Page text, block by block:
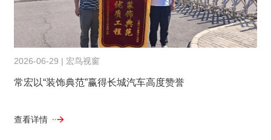
2026-06-29 | 宏鸟视窗
常宏以“装饰典范”赢得长城汽车高度赞誉
查看详情